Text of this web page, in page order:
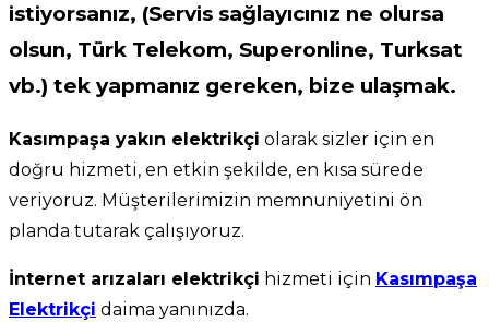
istiyorsanız, (Servis sağlayıcınız ne olursa
olsun, Türk Telekom, Superonline, Turksat
vb.) tek yapmanız gereken, bize ulaşmak.
Kasımpaşa yakın elektrikçi olarak sizler için en
doğru hizmeti, en etkin şekilde, en kısa sürede
veriyoruz. Müşterilerimizin memnuniyetini ön
planda tutarak çalışıyoruz.
İnternet arızaları elektrikçi hizmeti için Kasımpaşa
Elektrikçi daima yanınızda.